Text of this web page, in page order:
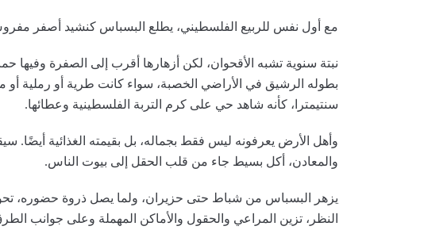
مع أول نفس للربيع الفلسطيني، يطلع البسباس كنشيد أصفر
نبتة سنوية تشبه الأقحوان، لكن أزهارها أقرب إلى الصفرة
بطوله الرشيق في الأراضي الخصبة، سواء كانت طرية أو رملية أو
سنتيمترا، كأنه شاهد حي على كرم التربة الفلسطينية وعطائها.
وأهل الأرض يعرفونه ليس فقط بجماله، بل بقيمته الغذائية أيضًا.
والمعادن، أكل بسيط جاء من قلب الحقل إلى بيوت الناس.
يزهر البسباس من شباط حتى حزيران، ولما يصل ذروة حضوره،
النظر، تزين المراعي والحقول والأماكن المهملة وعلى جوانب